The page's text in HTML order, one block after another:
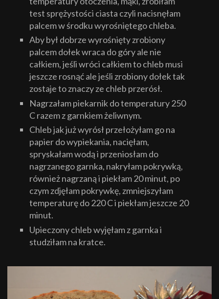
test sprężystości ciasta czyli nacisnęłam
palcem w środku wyrośniętego chleba.
Aby był dobrze wyrośnięty zrobiony
palcem dołek wraca do góry ale nie
całkiem, jeśli wróci całkiem to chleb musi
jeszcze rosnąć ale jeśli zrobiony dołek tak
zostaje to znaczy ze chleb przerósł.
Nagrzałam piekarnik do temperatury 250
C razem z garnkiem żeliwnym.
Chleb jak już wyrósł przełożyłam go na
papier do wypiekania, nacięłam,
spryskałam wodą i przeniosłam do
nagrzanego garnka, nakryłam pokrywką,
również nagrzaną i piekłam 20 minut, po
czym zdjęłam pokrywkę, zmniejszyłam
temperaturę do 220 C i piekłam jeszcze 20
minut.
Upieczony chleb wyjęłam z garnka i
studziłam na kratce.